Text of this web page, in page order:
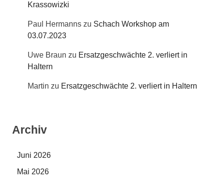
Krassowizki
Paul Hermanns zu Schach Workshop am
03.07.2023
Uwe Braun zu Ersatzgeschwächte 2. verliert in
Haltern
Martin zu Ersatzgeschwächte 2. verliert in Haltern
Archiv
Juni 2026
Mai 2026